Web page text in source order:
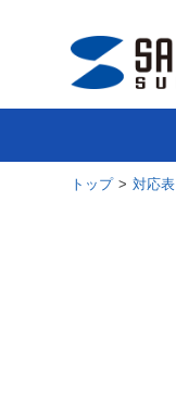
トップ>対応表